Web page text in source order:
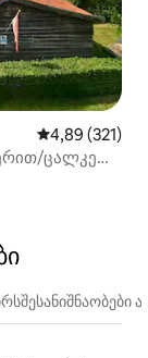
საშუალო
4,89 (321)
ცალკე